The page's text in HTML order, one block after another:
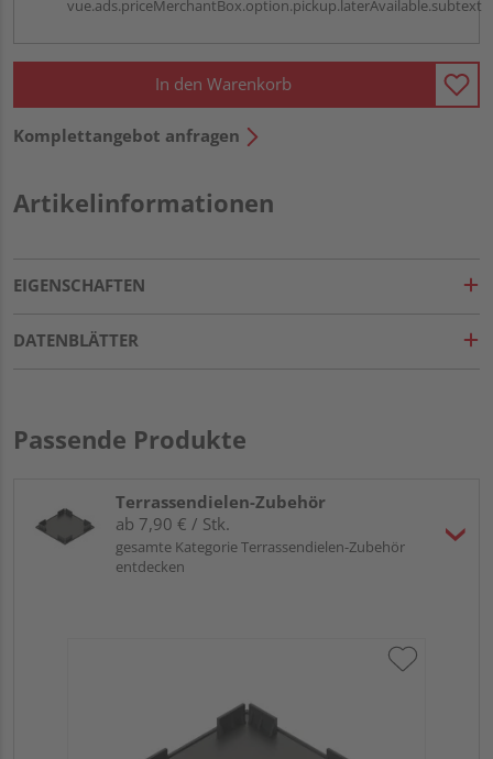
vue.ads.priceMerchantBox.option.pickup.laterAvailable.subtext
In den Warenkorb
Komplettangebot anfragen
Artikelinformationen
EIGENSCHAFTEN
DATENBLÄTTER
Passende Produkte
Terrassendielen-Zubehör
ab 7,90 € / Stk.
gesamte Kategorie Terrassendielen-Zubehör
entdecken